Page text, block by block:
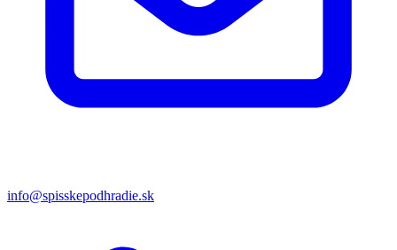
info@spisskepodhradie.sk